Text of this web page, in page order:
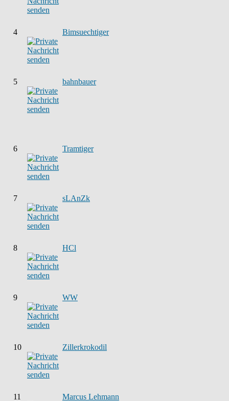
4 Bimsuechtiger
5 bahnbauer
6 Tramtiger
7 sLAnZk
8 HCl
9 WW
10 Zillerkrokodil
11 Marcus Lehmann